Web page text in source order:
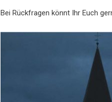
Bei Rückfragen könnt Ihr Euch